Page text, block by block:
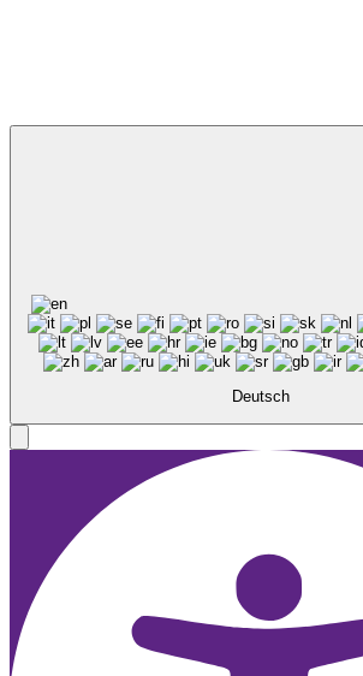
Deutsch